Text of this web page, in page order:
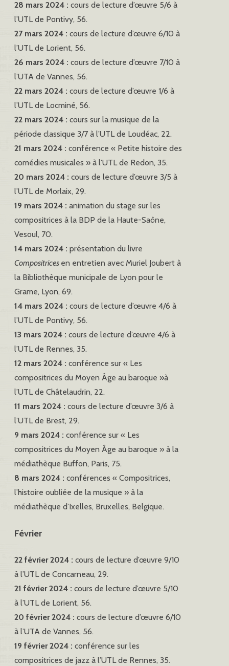
28 mars 2024 : cours de lecture d’œuvre 5/6 à
l’UTL de Pontivy, 56.
27 mars 2024 : cours de lecture d’œuvre 6/10 à
l’UTL de Lorient, 56.
26 mars 2024 : cours de lecture d’œuvre 7/10 à
l’UTA de Vannes, 56.
22 mars 2024 : cours de lecture d’œuvre 1/6 à
l’UTL de Locminé, 56.
22 mars 2024 : cours sur la musique de la
période classique 3/7 à l’UTL de Loudéac, 22.
21 mars 2024 : conférence « Petite histoire des
comédies musicales » à l’UTL de Redon, 35.
20 mars 2024 : cours de lecture d’œuvre 3/5 à
l’UTL de Morlaix, 29.
19 mars 2024 : animation du stage sur les
compositrices à la BDP de la Haute-Saône,
Vesoul, 70.
14 mars 2024 : présentation du livre
Compositrices en entretien avec Muriel Joubert à
la Bibliothèque municipale de Lyon pour le
Grame, Lyon, 69.
14 mars 2024 : cours de lecture d’œuvre 4/6 à
l’UTL de Pontivy, 56.
13 mars 2024 : cours de lecture d’œuvre 4/6 à
l’UTL de Rennes, 35.
12 mars 2024 : conférence sur « Les
compositrices du Moyen Âge au baroque »à
l’UTL de Châtelaudrin, 22.
11 mars 2024 : cours de lecture d’œuvre 3/6 à
l’UTL de Brest, 29.
9 mars 2024 : conférence sur « Les
compositrices du Moyen Âge au baroque » à la
médiathèque Buffon, Paris, 75.
8 mars 2024 : conférences « Compositrices,
l’histoire oubliée de la musique » à la
médiathèque d’Ixelles, Bruxelles, Belgique.
Février
22 février 2024 : cours de lecture d’œuvre 9/10
à l’UTL de Concarneau, 29.
21 février 2024 : cours de lecture d’œuvre 5/10
à l’UTL de Lorient, 56.
20 février 2024 : cours de lecture d’œuvre 6/10
à l’UTA de Vannes, 56.
19 février 2024 : conférence sur les
compositrices de jazz à l’UTL de Rennes, 35.